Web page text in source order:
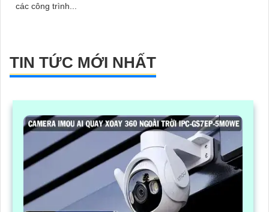
các công trình...
TIN TỨC MỚI NHẤT